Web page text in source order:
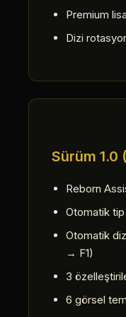
Premium
Dizi
Sürüm 1.0
Reborn
Otomatik
Otomatik
→ F1)
3
6 görsel